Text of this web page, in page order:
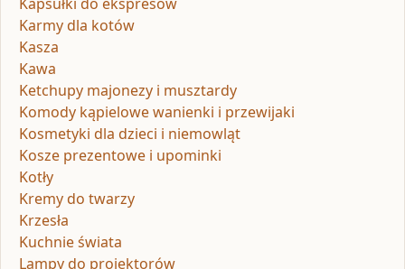
Karmy dla kotów
Kasza
Kawa
Ketchupy majonezy i musztardy
Komody kąpielowe wanienki i przewijaki
Kosmetyki dla dzieci i niemowląt
Kosze prezentowe i upominki
Kotły
Kremy do twarzy
Krzesła
Kuchnie świata
Lampy do projektorów